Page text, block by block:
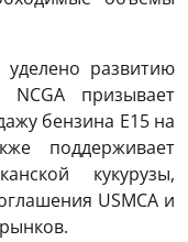
развитию
призывает
бензина E15 на
поддерживает
кукурузы,
USMCA и